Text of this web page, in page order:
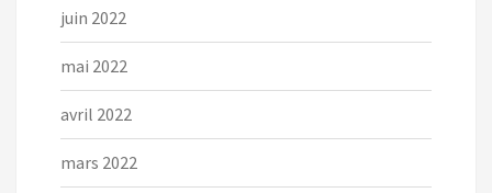
juin 2022
mai 2022
avril 2022
mars 2022